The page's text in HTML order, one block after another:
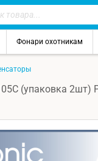
Фонари охотникам
(упаковка 2шт)